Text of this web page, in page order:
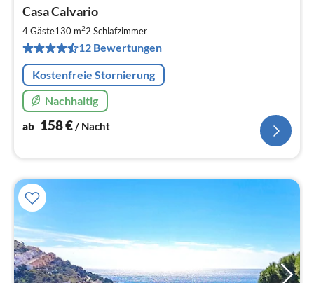
Casa Calvario
4 Gäste130 m22 Schlafzimmer
12 Bewertungen
Kostenfreie Stornierung
Nachhaltig
ab 158€/ Nacht